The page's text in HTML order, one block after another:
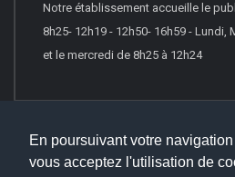
En poursuivant votre
vous acceptez l'utilisation de
Notre établissement accueille le
8h25- 12h19 - 12h50- 16h59 - Lundi,
et le mercredi de 8h25 à 12h24